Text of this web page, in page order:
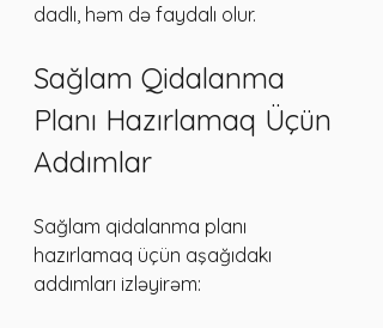
dadlı, həm də faydalı olur.
Sağlam Qidalanma
Planı Hazırlamaq Üçün
Addımlar
Sağlam qidalanma planı
hazırlamaq üçün aşağıdakı
addımları izləyirəm: